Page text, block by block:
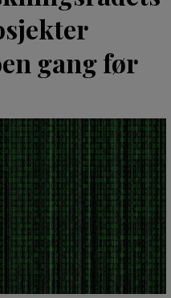
gang før